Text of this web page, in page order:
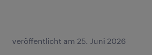
veröffentlicht am 25. Juni 2026